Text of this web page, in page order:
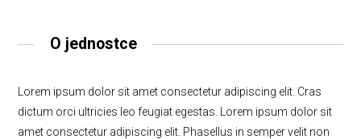
O jednostce
Lorem ipsum dolor sit amet consectetur adipiscing elit. Cras
dictum orci ultricies leo feugiat egestas. Lorem ipsum dolor sit
amet consectetur adipiscing elit. Phasellus in semper velit non